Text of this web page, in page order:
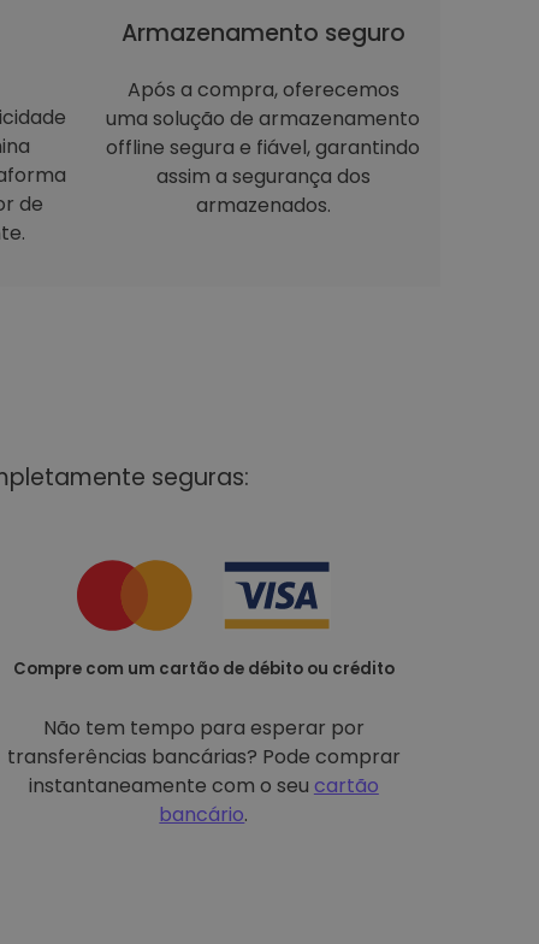
de
Armazenamento seguro
Após a compra, oferecemos
uma solução de armazenamento
offline segura e fiável, garantindo
assim a segurança dos
armazenados.
seguras:
Compre com um cartão de débito ou crédito
Não tem tempo para esperar por
transferências bancárias? Pode comprar
instantaneamente com o seu cartão
bancário.